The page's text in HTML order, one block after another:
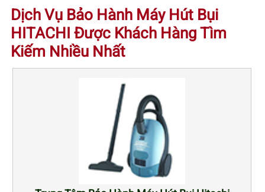
Dịch Vụ Bảo Hành Máy Hút Bụi
HITACHI Được Khách Hàng Tìm
Kiếm Nhiều Nhất